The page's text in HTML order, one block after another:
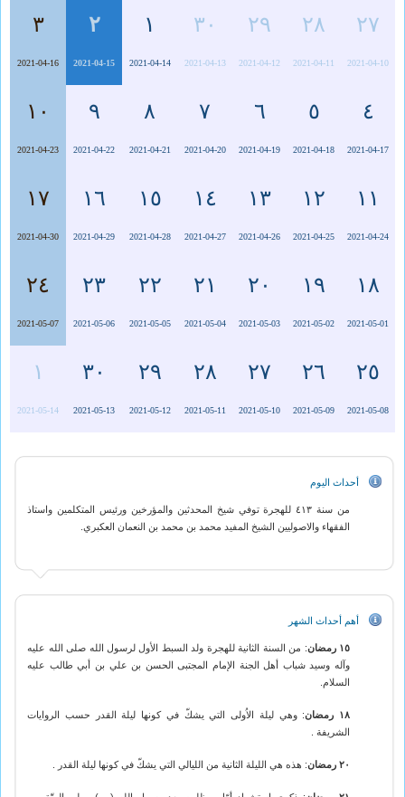
٢٧
2021-04-10
٢٨
2021-04-11
٢٩
2021-04-12
٣٠
2021-04-13
١
2021-04-14
٢
2021-04-15
٣
2021-04-16
٤
2021-04-17
٥
2021-04-18
٦
2021-04-19
٧
2021-04-20
٨
2021-04-21
٩
2021-04-22
١٠
2021-04-23
١١
2021-04-24
١٢
2021-04-25
١٣
2021-04-26
١٤
2021-04-27
١٥
2021-04-28
١٦
2021-04-29
١٧
2021-04-30
١٨
2021-05-01
١٩
2021-05-02
٢٠
2021-05-03
٢١
2021-05-04
٢٢
2021-05-05
٢٣
2021-05-06
٢٤
2021-05-07
٢٥
2021-05-08
٢٦
2021-05-09
٢٧
2021-05-10
٢٨
2021-05-11
٢٩
2021-05-12
٣٠
2021-05-13
١
2021-05-14
أحداث اليوم
من سنة ٤١٣ للهجرة توفي شيخ المحدثين والمؤرخين ورئيس المتكلمين واستاذ
الفقهاء والاصوليين الشيخ المفيد محمد بن محمد بن النعمان العكبري.
أهم أحداث الشهر
١٥ رمضان
: من السنة الثانية للهجرة ولد السبط الأول لرسول الله صلى الله عليه
وآله وسيد شباب أهل الجنة الإمام المجتبى الحسن بن علي بن أبي طالب عليه
السلام.
١٨ رمضان
: وهي ليلة الاُولى التي يشكّ في كونها ليلة القدر حسب الروايات
الشريفة .
٢٠ رمضان : هذه هي الليلة الثانية من الليالي التي يشكّ في كونها ليلة القدر .